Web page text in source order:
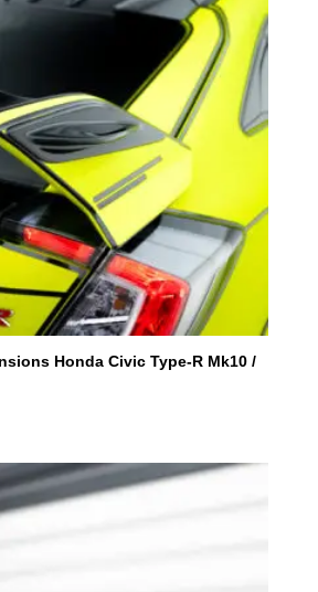
Honda Civic Type-R Mk10 /